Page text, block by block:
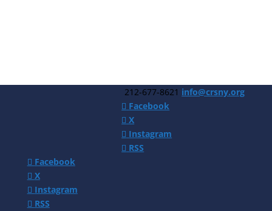
212-677-8621 info@crsny.org
Facebook
X
Instagram
RSS
Facebook
X
Instagram
RSS